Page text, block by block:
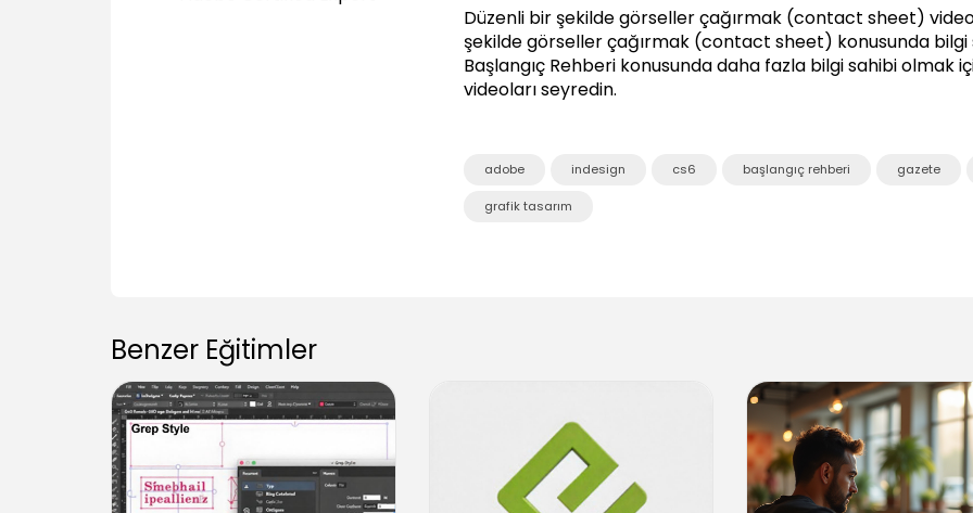
Düzenli bir şekilde görseller çağırmak (contact sheet)
şekilde görseller çağırmak (contact sheet) konusunda bilgi
Başlangıç Rehberikonusunda daha fazla bilgi sahibi olmak
videoları seyredin.
adobe indesign cs6 başlangıç rehberi gazete
grafik tasarım
Benzer Eğitimler